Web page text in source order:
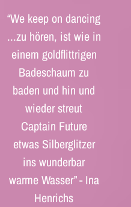
“We keep on dancing
...zu hören, ist wie in
einem goldflittrigen
Badeschaum zu
baden und hin und
wieder streut
Captain Future
etwas Silberglitzer
ins wunderbar
warme Wasser” - Ina
Henrichs